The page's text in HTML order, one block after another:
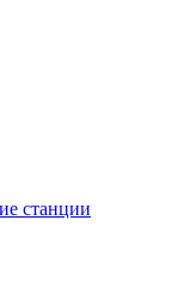
станции